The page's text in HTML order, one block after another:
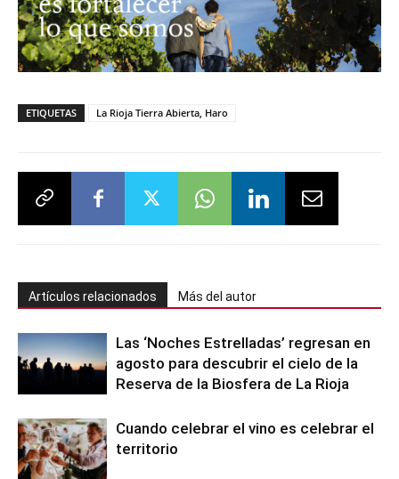
ETIQUETAS La Rioja Tierra Abierta, Haro
Artículos relacionados Más del autor
Las ‘Noches Estrelladas’ regresan en
agosto para descubrir el cielo de la
Reserva de la Biosfera de La Rioja
Cuando celebrar el vino es celebrar el
territorio